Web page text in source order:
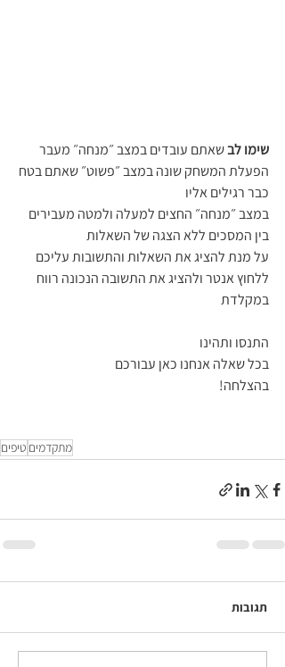
שימו לב שאתם עובדים במצב ״מנחה״ מעבר
הפעלת המשחק שונה במצב ״פשוט״ שאתם בטח
כבר רגילים אליו
במצב ״מנחה״ החצים למעלה ולמטה מעבירים
בין המסכים ללא הצגה של השאלות
על מנת להציג את השאלות והתשובות עליכם
ללחוץ אנטר ולהציג את התשובה הנכונה רווח
במקלדת
התנסו ותהינו
בכל שאלה אנחנו כאן עבורכם
בהצלחה!
מתקדמים טיפים
תגובות